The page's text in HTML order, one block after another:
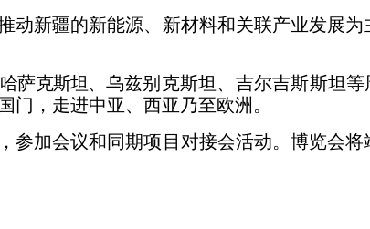
动新疆的新能源、新材料和关联产业发展
萨克斯坦、 乌兹别克斯坦、吉尔吉斯斯坦
国门，走进中亚、西亚乃至欧洲。
参加会议和同期项目对接会活动。博览会